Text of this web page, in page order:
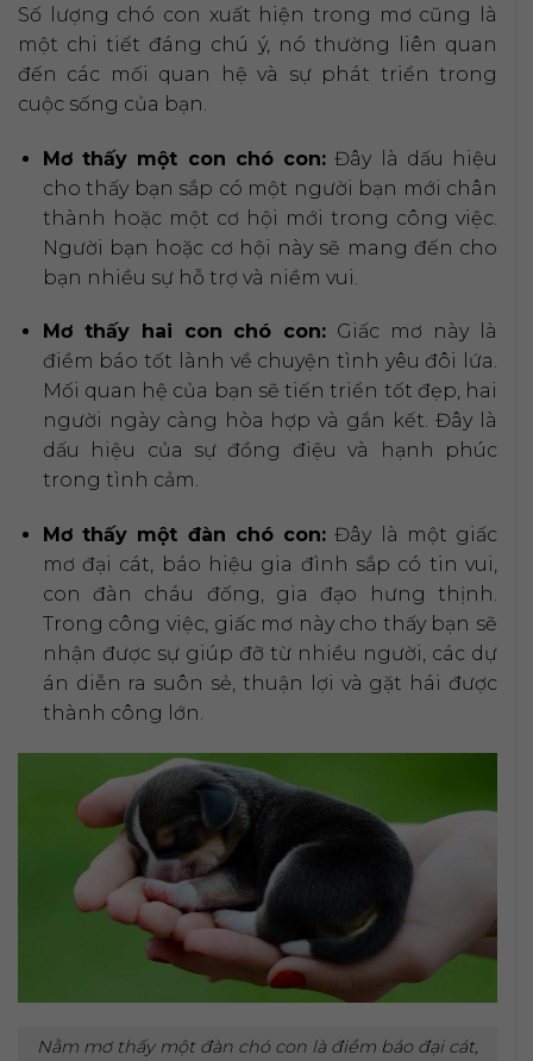
Số lượng chó con xuất hiện trong mơ cũng là
một chi tiết đáng chú ý, nó thường liên quan
đến các mối quan hệ và sự phát triển trong
cuộc sống của bạn.
Mơ thấy một con chó con: Đây là dấu hiệu
cho thấy bạn sắp có một người bạn mới chân
thành hoặc một cơ hội mới trong công việc.
Người bạn hoặc cơ hội này sẽ mang đến cho
bạn nhiều sự hỗ trợ và niềm vui.
Mơ thấy hai con chó con: Giấc mơ này là
điềm báo tốt lành về chuyện tình yêu đôi lứa.
Mối quan hệ của bạn sẽ tiến triển tốt đẹp, hai
người ngày càng hòa hợp và gắn kết. Đây là
dấu hiệu của sự đồng điệu và hạnh phúc
trong tình cảm.
Mơ thấy một đàn chó con: Đây là một giấc
mơ đại cát, báo hiệu gia đình sắp có tin vui,
con đàn cháu đống, gia đạo hưng thịnh.
Trong công việc, giấc mơ này cho thấy bạn sẽ
nhận được sự giúp đỡ từ nhiều người, các dự
án diễn ra suôn sẻ, thuận lợi và gặt hái được
thành công lớn.
Nằm mơ thấy một đàn chó con là điềm báo đại cát,